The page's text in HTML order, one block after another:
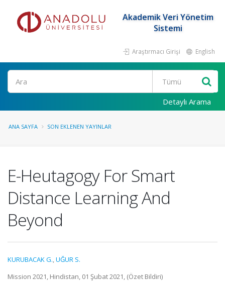
Akademik Veri Yönetim
Sistemi
Araştırmacı Girişi English
Ara
Detaylı Arama
ANA SAYFA SON EKLENEN YAYINLAR
E-Heutagogy For Smart
Distance Learning And
Beyond
KURUBACAK G.,UĞUR S.
Mission 2021, Hindistan, 01 Şubat 2021, (Özet Bildiri)